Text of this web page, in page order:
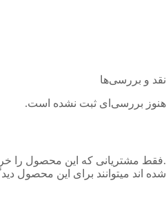
نقد و بررسی‌ها
هنوز بررسی‌ای ثبت نشده است.
.فقط مشتریانی که این محصول را
شده اند میتوانند برای این محصول